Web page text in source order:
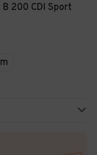
200 CDI Sport